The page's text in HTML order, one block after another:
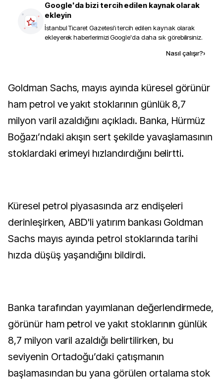
Google'da bizi tercih edilen kaynak olarak
ekleyin
İstanbul Ticaret Gazetesi'i tercih edilen kaynak olarak
ekleyerek haberlerimizi Google'da daha sık görebilirsiniz.
Nasıl çalışır?›
Goldman Sachs, mayıs ayında küresel görünür
ham petrol ve yakıt stoklarının günlük 8,7
milyon varil azaldığını açıkladı. Banka, Hürmüz
Boğazı’ndaki akışın sert şekilde yavaşlamasının
stoklardaki erimeyi hızlandırdığını belirtti.
Küresel petrol piyasasında arz endişeleri
derinleşirken, ABD'li yatırım bankası Goldman
Sachs mayıs ayında petrol stoklarında tarihi
hızda düşüş yaşandığını bildirdi.
Banka tarafından yayımlanan değerlendirmede,
görünür ham petrol ve yakıt stoklarının günlük
8,7 milyon varil azaldığı belirtilirken, bu
seviyenin Ortadoğu’daki çatışmanın
başlamasından bu yana görülen ortalama stok